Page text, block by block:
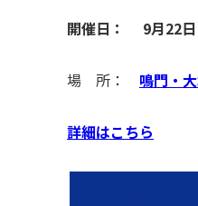
開催日： 9月22日
場 所： 鳴門・
詳細はこちら